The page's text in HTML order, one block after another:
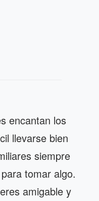
encantan los
llevarse bien
siempre
tomar algo.
amigable y